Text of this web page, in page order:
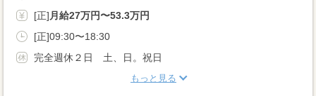
[正] 月給27万円〜53.3万円
[正]09:30〜18:30
完全週休２日 土、日。祝日
もっと見る